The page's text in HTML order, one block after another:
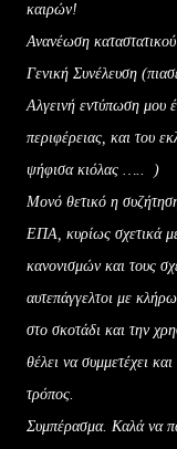
καιρών!
Ανανέωση
Γενική Συνέλευση
Αλγεινή εντύπωση μου
περιφέρειας, και του
ψήφισα κιόλας …..
)
Μονό θετικό η
ΕΠΑ, κυρίως σχετικά
κανονισμών και τους
αυτεπάγγελτοι με
στο σκοτάδι και την
θέλει να συμμετέχει
τρόπος.
Συμπέρασμα. Καλά να